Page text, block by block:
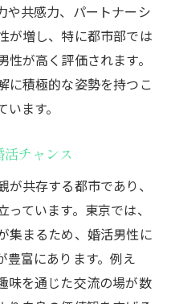
や共感力、パートナーシ
が増し、特に都市部では
が高く評価されます。
に積極的な姿勢を持つこ
ます。
チャンス
共存する都市であり、
ています。東京では、
集まるため、婚活男性に
豊富にあります。例え
味を通じた交流の場が数